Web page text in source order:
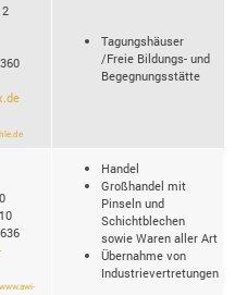
Tagungshäuser
/Freie Bildungs- und
Begegnungsstätte
Handel
Großhandel mit
Pinseln und
Schichtblechen
sowie Waren aller Art
Übernahme von
Industrievertretungen